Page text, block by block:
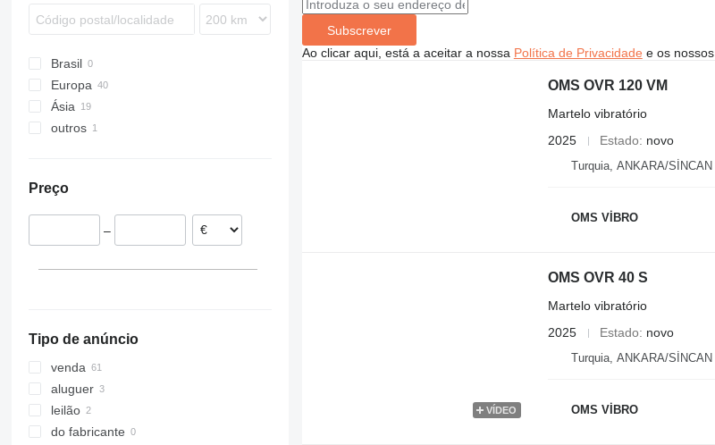
Brasil
Europa
Alemanha
Estónia
Roménia
Ásia
Turquia
outros
Preço
–
Tipo de anúncio
venda
aluguer
leilão
do fabricante
Subscrever
Ao clicar aqui, está a aceitar a nossa Política de Privacidade e os nossos
OMS OVR 120 VM
Martelo vibratório
2025
Estado novo
Turquia, ANKARA/SİNCAN
OMS VİBRO
VÍDEO
OMS OVR 40 S
Martelo vibratório
2025
Estado novo
Turquia, ANKARA/SİNCAN
OMS VİBRO